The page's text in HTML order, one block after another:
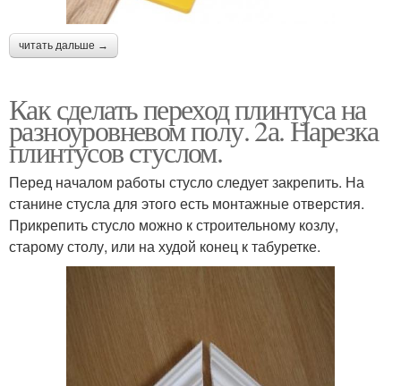
читать дальше →
Как сделать переход плинтуса на
разноуровневом полу. 2а. Нарезка
плинтусов стуслом.
Перед началом работы стусло следует закрепить. На
станине стусла для этого есть монтажные отверстия.
Прикрепить стусло можно к строительному козлу,
старому столу, или на худой конец к табуретке.